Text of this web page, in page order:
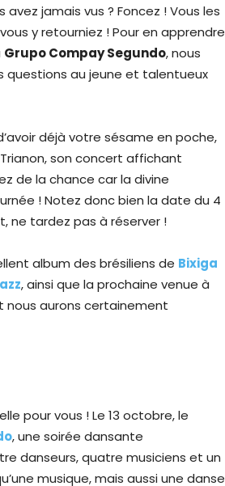
avez jamais vus ? Foncez ! Vous les
y retourniez ! Pour en apprendre
Grupo Compay Segundo, nous
questions au jeune et talentueux
déjà votre sésame en poche,
son concert affichant
de la chance car la divine
! Notez donc bien la date du 4
ne tardez pas à réserver !
album des brésiliens de Bixiga
, ainsi que la prochaine venue à
nous aurons certainement
pour vous ! Le 13 octobre, le
, une soirée dansante
danseurs, quatre musiciens et un
musique, mais aussi une danse